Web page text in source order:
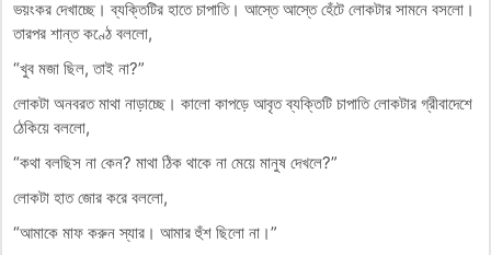
ভয়ংকর দেখাচ্ছে। ব্যক্তিটির হাতে চাপাতি। আস্তে আস্তে হেঁটে লোকটার সামনে বসলো।
তারপর শান্ত কণ্ঠে বললো,
“খুব মজা ছিল, তাই না?”
লোকটা অনবরত মাথা নাড়াচ্ছে। কালো কাপড়ে আবৃত ব্যক্তিটি চাপাতি লোকটার গ্রীবাদেশে
ঠেকিয়ে বললো,
“কথা বলছিস না কেন? মাথা ঠিক থাকে না মেয়ে মানুষ দেখলে?”
লোকটা হাত জোর করে বললো,
“আমাকে মাফ করুন স্যার। আমার হুঁশ ছিলো না।”